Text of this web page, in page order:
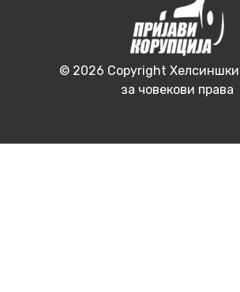
© 2026 Copyright
за човекови права